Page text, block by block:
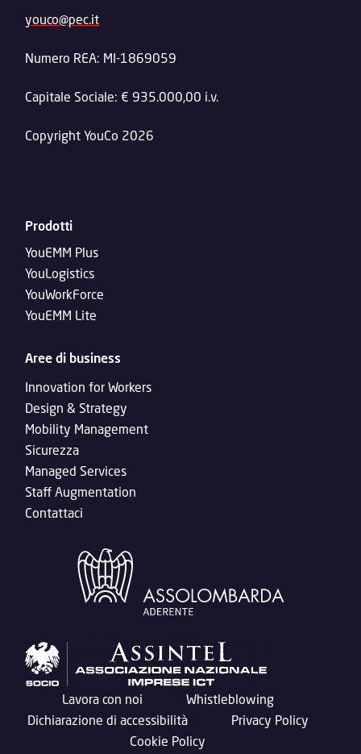
youco@pec.it
Numero REA: MI-1869059
Capitale Sociale: € 935.000,00 i.v.
Copyright YouCo 2026
Prodotti
YouEMM Plus
YouLogistics
YouWorkForce
YouEMM Lite
Aree di business
Innovation for Workers
Design & Strategy
Mobility Management
Sicurezza
Managed Services
Staff Augmentation
Contattaci
Lavora con noi
Whistleblowing
Dichiarazione di accessibilità
Privacy Policy
Cookie Policy